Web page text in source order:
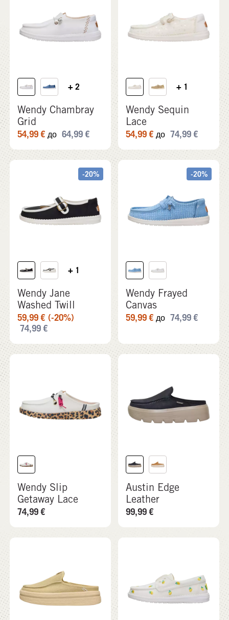
+ 2
Wendy Chambray
Grid
54,99€ до 64,99€
+ 1
Wendy Sequin
Lace
54,99€ до 74,99€
-20%
+ 1
Wendy Jane
Washed Twill
59,99€ (-20%)
74,99€
-20%
Wendy Frayed
Canvas
59,99€ до 74,99€
Wendy Slip
Getaway Lace
74,99€
Austin Edge
Leather
99,99€